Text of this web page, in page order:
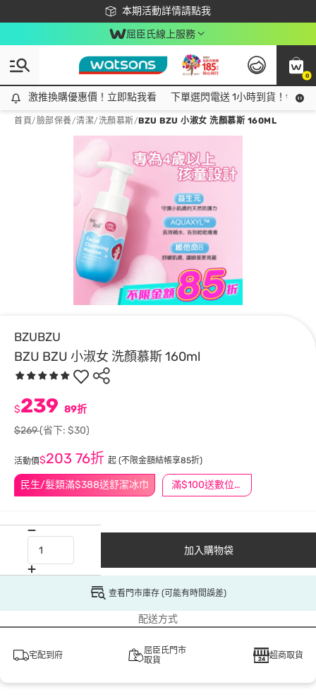
本期活動詳情請點我
下載app最高回饋$350
屈臣氏線上服務
0
激推換購優惠價！立即點我看
激推換購優惠價！立即點我看 下單選閃電送 1小時到貨！領神
首頁/臉部保養/清潔/洗顏慕斯/BZU BZU 小淑女 洗顏慕斯 160ML
BZUBZU
BZU BZU 小淑女 洗顏慕斯 160ml
民生/髮類滿$388送舒潔冰巾 滿$100送數位印花
$239 89折
$269(省下: $30)
活動價$203 76折 起 (不限金額結帳享85折)
加入購物袋
查看門市庫存 (可能有時間誤差)
配送方式
宅配到府
屈臣氏門市
取貨
超商取貨